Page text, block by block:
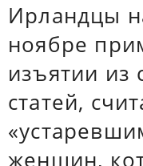
Ирландцы
ноябре
изъятии из
статей,
женщин,